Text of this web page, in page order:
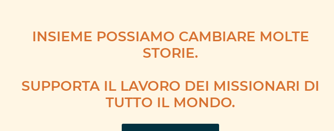
INSIEME POSSIAMO CAMBIARE MOLTE
STORIE.
SUPPORTA IL LAVORO DEI MISSIONARI DI
TUTTO IL MONDO.